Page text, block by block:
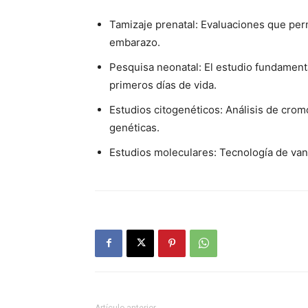
Tamizaje prenatal: Evaluaciones que
embarazo.
Pesquisa neonatal: El estudio
primeros días de vida.
Estudios citogenéticos: Análisis de
genéticas.
Estudios moleculares: Tecnología de